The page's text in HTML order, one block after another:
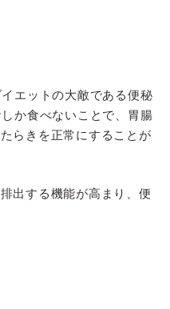
エットの大敵である便秘
か食べないことで、胃腸
らきを正常にすることが
出する機能が高まり、便